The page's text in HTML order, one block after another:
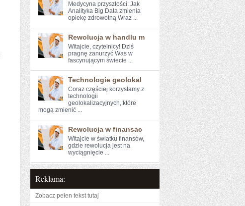
Medycyna przyszłości: Jak
⁤Analityka Big Data zmienia
opiekę zdrowotną Wraz ...
Rewolucja w handlu m
Witajcie, czytelnicy! Dziś‌
pragnę zanurzyć Was‍ w
fascynującym ⁣świecie ...
Technologie geolokal
Coraz częściej korzystamy z
technologii
geolokalizacyjnych, ⁢które
⁣mogą zmienić ...
Rewolucja w finansac
Witajcie w światku finansów,
⁤gdzie rewolucja​ jest na
wyciągnięcie ...
Reklama:
Zobacz pełen tekst tutaj